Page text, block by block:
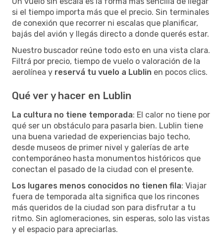
si el tiempo importa más que el precio. Sin terminales
de conexión que recorrer ni escalas que planificar,
bajás del avión y llegás directo a donde querés estar.
Nuestro buscador reúne todo esto en una vista clara.
Filtrá por precio, tiempo de vuelo o valoración de la
aerolínea y reservá tu vuelo a Lublin en pocos clics.
Qué ver y hacer en Lublin
La cultura no tiene temporada: El calor no tiene por
qué ser un obstáculo para pasarla bien. Lublin tiene
una buena variedad de experiencias bajo techo,
desde museos de primer nivel y galerías de arte
contemporáneo hasta monumentos históricos que
conectan el pasado de la ciudad con el presente.
Los lugares menos conocidos no tienen fila: Viajar
fuera de temporada alta significa que los rincones
más queridos de la ciudad son para disfrutar a tu
ritmo. Sin aglomeraciones, sin esperas, solo las vistas
y el espacio para apreciarlas.